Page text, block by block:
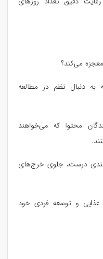
می‌کند؟
به دنبال نظم در مطالعه
محتوا که می‌خواهند
درست، جلوی خرج‌های
و توسعه فردی خود